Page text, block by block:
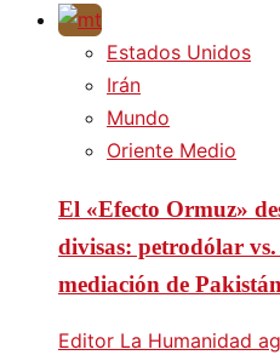
Estados Unidos
Irán
Mundo
Oriente Medio
El «Efecto Ormuz»
divisas: petrodólar
mediación de Pakistán
Editor La Humanidad